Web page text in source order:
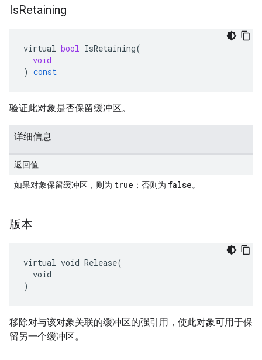
IsRetaining
virtual bool IsRetaining(
void
) const
验证此对象是否保留缓冲区。
详细信息
返回值
如果对象保留缓冲区，则为 true ；否则为 false。
版本
virtual void Release(
  void
)
移除对与该对象关联的缓冲区的强引用，使此对象可用于保
留另一个缓冲区。